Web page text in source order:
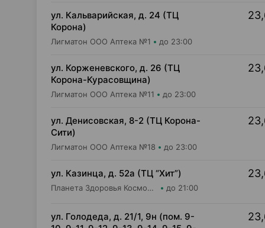
ул. Кальварийская, д. 24 (ТЦ
Корона)
Лигматон ООО Аптека №1 до 23:00
ул. Корженевского, д. 26 (ТЦ
Корона-Курасовщина)
Лигматон ООО Аптека №11 до 23:00
ул. Денисовская, 8-2 (ТЦ Корона-
Сити)
Лигматон ООО Аптека №18 до 23:00
ул. Казинца, д. 52а (ТЦ “Хит”)
Планета Здоровья КосмоФарма ООО Аптека №17 до 21:00
ул. Голодеда, д. 21/1, 9н (пом. 9-